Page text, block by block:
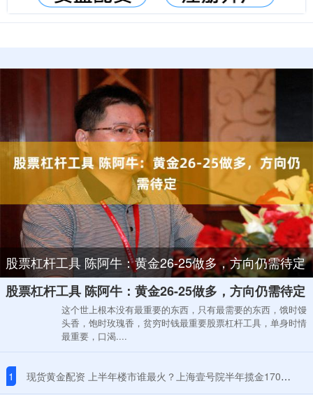
股票杠杆工具 陈阿牛：黄金26-25做多，方向仍需待定
股票杠杆工具 陈阿牛：黄金26-25做多，方向仍需待定
这个世上根本没有最重要的东西，只有最需要的东西，饿时馒
头香，饱时玫瑰香，贫穷时钱最重要股票杠杆工具，单身时情
最重要，口渴....
1 现货黄金配资 上半年楼市谁最火？上海壹号院半年揽金170亿登顶，成都有新房卖到22万/平